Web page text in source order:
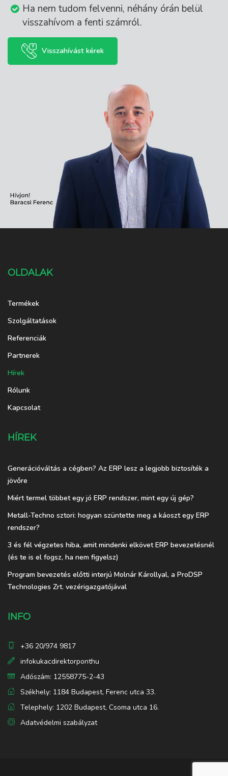
Ha nem tudom felvenni, néhány órán belül
visszahívom a fenti számról.
Visszahívást kérek
OLDALAK
Termékek
Szolgáltatások
Referenciák
Partnerek
Hírek
Rólunk
Kapcsolat
HÍREK
Generációváltás a cégben? Az ERP lesz a legjobb biztosíték a
jövőre
Miért termel többet egy jó ERP rendszer, mint egy új gép?
Metall-Techno sztori: hogyan szüntette meg a káoszt egy ERP
rendszer?
3 és fél végzetes hiba, amit mindenki elkövet ERP bevezetésnél
(és te is el fogsz, ha nem figyelsz)
Program bevezetés előtti interjú Molnár Károllyal, a ProDSP
Technologies Zrt. vezérigazgatójával
INFO
+36 20/974 9817
infokukacdirektorponthu
Adószám: 12558775-2-43
Székhely: 1184 Budapest, Ferenc utca 33.
Telephely: 1202 Budapest, Csoma utca 16.
Adatvédelmi szabályzat